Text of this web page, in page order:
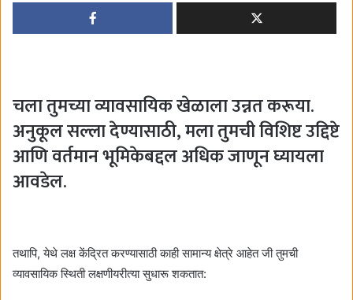
चला तुमच्या व्यावसायिक खेळाला उन्नत करूया.
अनुकूल सल्ला देण्यासाठी, मला तुमची विशिष्ट उद्दिष्टे
आणि वर्तमान भूमिकेबद्दल अधिक जाणून घ्यायला
आवडेल.
तथापि, येथे लक्ष केंद्रित करण्यासाठी काही सामान्य क्षेत्रे आहेत जी तुमची
व्यावसायिक स्थिती लक्षणीयरीत्या सुधारू शकतात: